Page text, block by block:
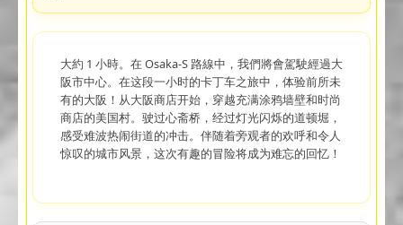
大約 1 小時。在 Osaka-S 路線中，我們將會駕駛經過大
阪市中心。在这段一小时的卡丁车之旅中，体验前所未
有的大阪！从大阪商店开始，穿越充满涂鸦墙壁和时尚
商店的美国村。驶过心斋桥，经过灯光闪烁的道顿堀，
感受难波热闹街道的冲击。伴随着旁观者的欢呼和令人
惊叹的城市风景，这次有趣的冒险将成为难忘的回忆！